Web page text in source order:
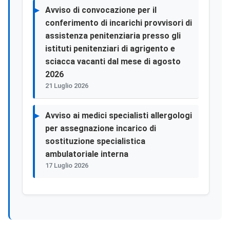
Avviso di convocazione per il
conferimento di incarichi provvisori di
assistenza penitenziaria presso gli
istituti penitenziari di agrigento e
sciacca vacanti dal mese di agosto
2026
21 Luglio 2026
Avviso ai medici specialisti allergologi
per assegnazione incarico di
sostituzione specialistica
ambulatoriale interna
17 Luglio 2026